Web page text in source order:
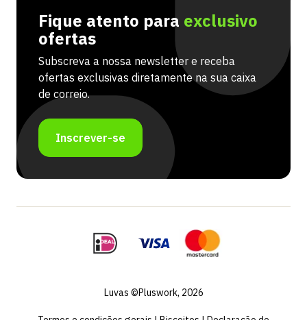
Fique atento para exclusivo
ofertas
Subscreva a nossa newsletter e receba
ofertas exclusivas diretamente na sua caixa
de correio.
Inscrever-se
Luvas ©Pluswork, 2026